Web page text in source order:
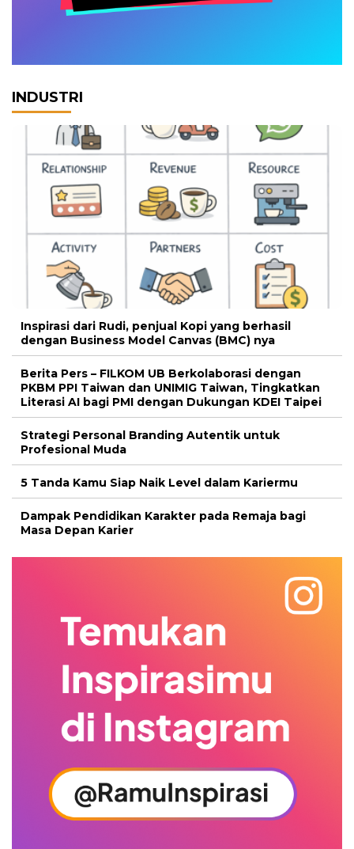
INDUSTRI
Inspirasi dari Rudi, penjual Kopi yang berhasil
dengan Business Model Canvas (BMC) nya
Berita Pers – FILKOM UB Berkolaborasi dengan
PKBM PPI Taiwan dan UNIMIG Taiwan, Tingkatkan
Literasi AI bagi PMI dengan Dukungan KDEI Taipei
Strategi Personal Branding Autentik untuk
Profesional Muda
5 Tanda Kamu Siap Naik Level dalam Kariermu
Dampak Pendidikan Karakter pada Remaja bagi
Masa Depan Karier